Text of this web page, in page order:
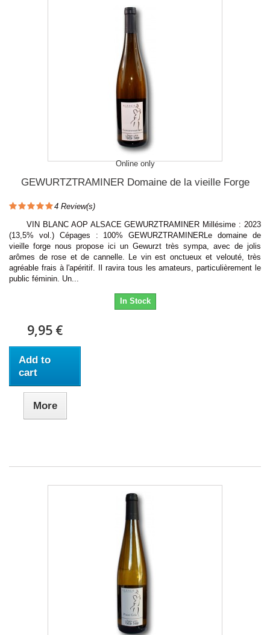
Online only
GEWURTZTRAMINER Domaine de la vieille Forge
4 Review(s)
VIN BLANC AOP ALSACE GEWURZTRAMINER Millésime : 2023
(13,5% vol.) Cépages : 100% GEWURZTRAMINERLe domaine de
vieille forge nous propose ici un Gewurzt très sympa, avec de jolis
arômes de rose et de cannelle. Le vin est onctueux et velouté, très
agréable frais à l'apéritif. Il ravira tous les amateurs, particulièrement le
public féminin. Un...
In Stock
9,95 €
Add to
cart
More